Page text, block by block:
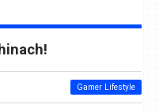
Gamer Lifestyle